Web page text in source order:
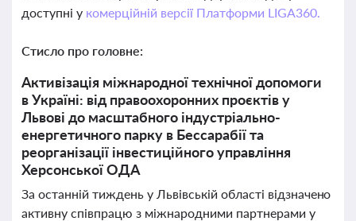
доступні у комерційній версії Платформи LIGA360.
Стисло про головне:
Активізація міжнародної технічної допомоги
в Україні: від правоохоронних проєктів у
Львові до масштабного індустріально-
енергетичного парку в Бессарабії та
реорганізації інвестиційного управління
Херсонської ОДА
За останній тиждень у Львівській області відзначено
активну співпрацю з міжнародними партнерами у